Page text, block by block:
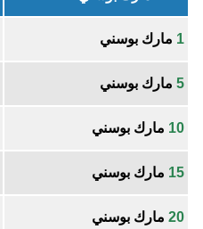
1 مارك بوسني
5 مارك بوسني
10 مارك بوسني
15 مارك بوسني
20 مارك بوسني